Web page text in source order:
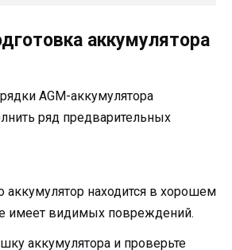
аккумулятора
AGM-аккумулятора
ряд предварительных
аккумулятор находится в хорошем
имеет видимых повреждений.
аккумулятора и проверьте